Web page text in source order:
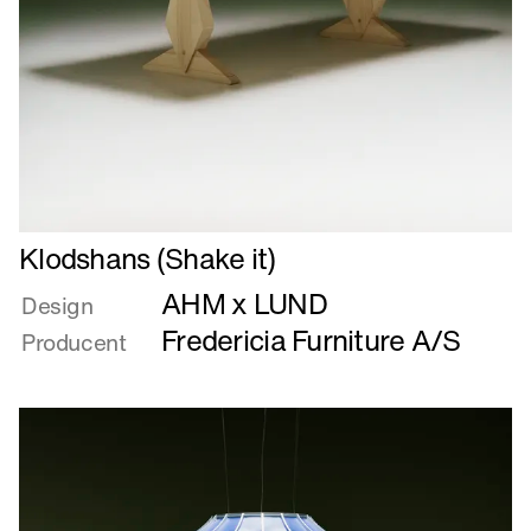
Læs
mere
om
Klodshans
(Shake
Klodshans (Shake it)
Design AHM x LUND
Producent Fredericia Furniture A/S